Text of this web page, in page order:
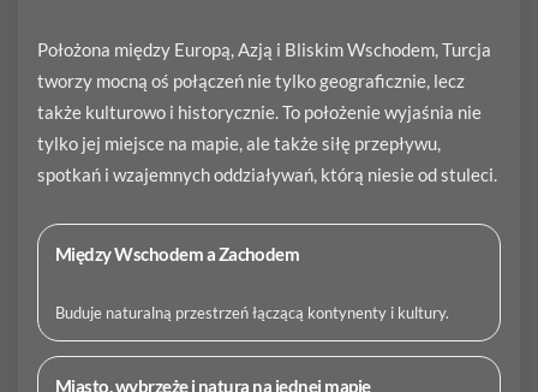
Położona między Europą, Azją i Bliskim Wschodem, Turcja
tworzy mocną oś połączeń nie tylko geograficznie, lecz
także kulturowo i historycznie. To położenie wyjaśnia nie
tylko jej miejsce na mapie, ale także siłę przepływu,
spotkań i wzajemnych oddziaływań, którą niesie od stuleci.
Między Wschodem a Zachodem
Buduje naturalną przestrzeń łączącą kontynenty i kultury.
Miasto, wybrzeże i natura na jednej mapie